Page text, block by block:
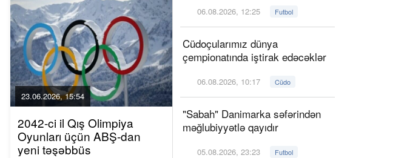
23.06.2026, 15:54
2042-ci il Qış Olimpiya
Oyunları üçün ABŞ-dan
yeni təşəbbüs
06.08.2026, 12:25 Futbol
Cüdoçularımız dünya
çempionatında iştirak edəcəklər
06.08.2026, 10:17 Cüdo
"Sabah" Danimarka səfərindən
məğlubiyyətlə qayıdır
05.08.2026, 23:23 Futbol